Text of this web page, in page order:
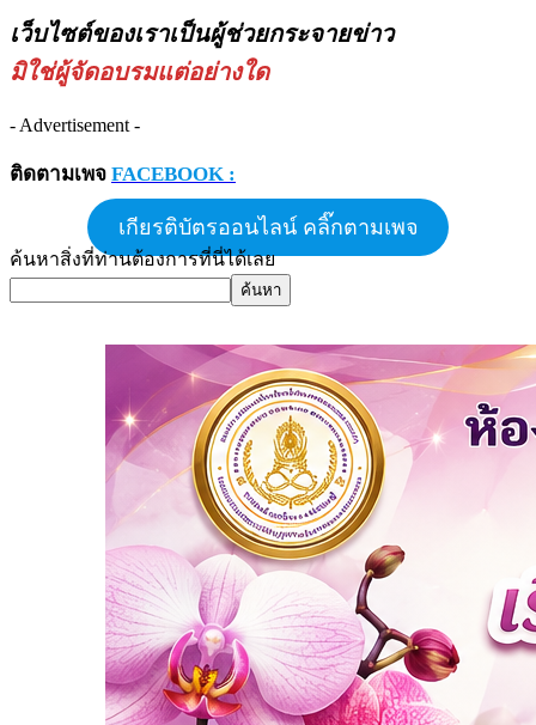
เว็บไซต์ของเราเป็นผู้ช่วยกระจายข่าว
มิใช่ผู้จัดอบรมแต่อย่างใด
- Advertisement -
ติดตามเพจ FACEBOOK :
เกียรติบัตรออนไลน์ คลิ๊กตามเพจ
ค้นหาสิ่งที่ท่านต้องการที่นี่ได้เลย
ค้นหา